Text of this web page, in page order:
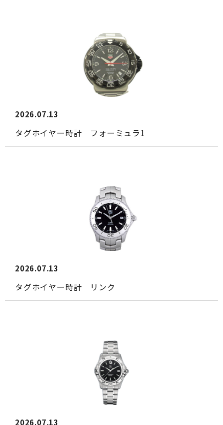
2026.07.13
タグホイヤー時計 フォーミュラ1
2026.07.13
タグホイヤー時計 リンク
2026.07.13